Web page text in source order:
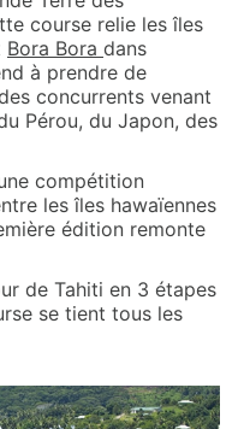
course relie les îles
Bora Bora dans
à prendre de
concurrents venant
Pérou, du Japon, des
compétition
les îles hawaïennes
édition remonte
de Tahiti en 3 étapes
se tient tous les